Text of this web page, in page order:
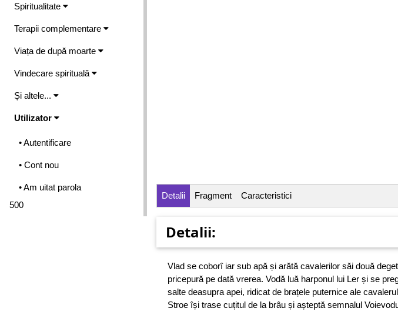
Spiritualitate
Terapii complementare
Viața de după moarte
Vindecare spirituală
Și altele...
Utilizator
• Autentificare
• Cont nou
• Am uitat parola
500
Detalii Fragment Caracteristici
Detalii:
Vlad se coborî iar sub apă și arătă cavalerilor săi două
pricepură pe dată vrerea. Vodă luă harponul lui Ler și se
salte deasupra apei, ridicat de brațele puternice ale
Stroe își trase cuțitul de la brâu și așteptă semnalul